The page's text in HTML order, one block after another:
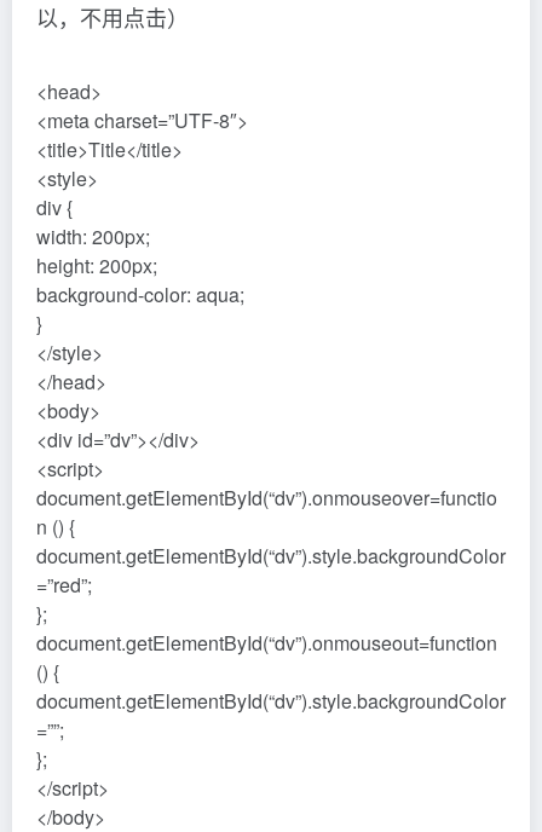
以，不用点击）
<head>
<meta charset=”UTF-8″>
<title>Title</title>
<style>
div {
width: 200px;
height: 200px;
background-color: aqua;
}
</style>
</head>
<body>
<div id=”dv”></div>
<script>
document.getElementById(“dv”).onmouseover=functio
n () {
document.getElementById(“dv”).style.backgroundColor
=”red”;
};
document.getElementById(“dv”).onmouseout=function
() {
document.getElementById(“dv”).style.backgroundColor
=””;
};
</script>
</body>